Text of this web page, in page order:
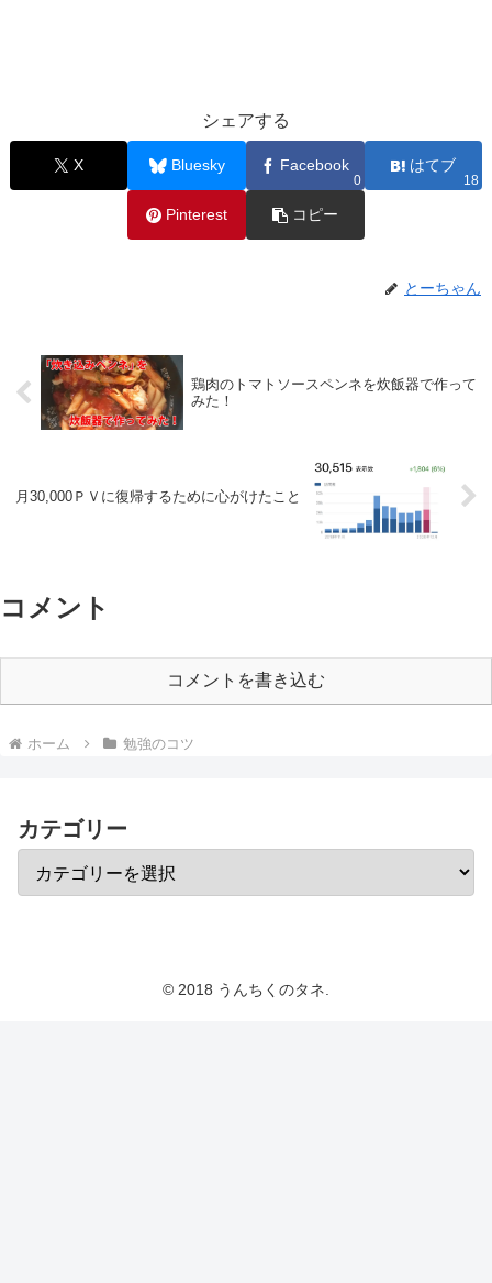
シェアする
X Bluesky Facebook
0
はてブ
18
Pinterest コピー
とーちゃん
鶏肉のトマトソースペンネを炊飯器で作って
みた！
月30,000ＰＶに復帰するために心がけたこと
コメント
コメントを書き込む
ホーム 勉強のコツ
カテゴリー
© 2018 うんちくのタネ.